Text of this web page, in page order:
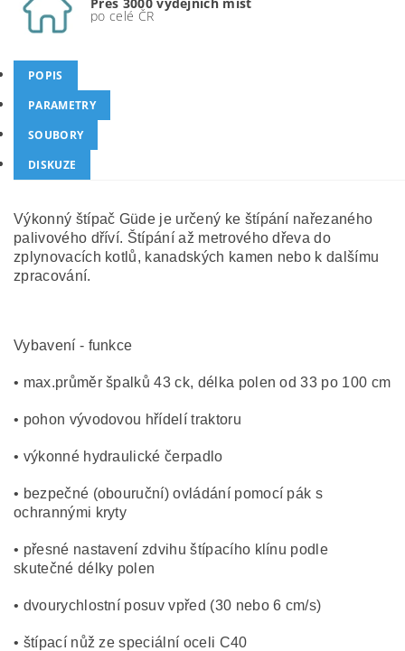
po celé ČR
POPIS
PARAMETRY
SOUBORY
DISKUZE
Výkonný štípač Güde je určený ke štípání nařezaného
palivového dříví. Štípání až metrového dřeva do
zplynovacích kotlů, kanadských kamen nebo k dalšímu
zpracování.
Vybavení - funkce
• max.průměr špalků 43 ck, délka polen od 33 po 100 cm
• pohon vývodovou hřídelí traktoru
• výkonné hydraulické čerpadlo
• bezpečné (obouruční) ovládání pomocí pák s
ochrannými kryty
• přesné nastavení zdvihu štípacího klínu podle
skutečné délky polen
• dvourychlostní posuv vpřed (30 nebo 6 cm/s)
• štípací nůž ze speciální oceli C40